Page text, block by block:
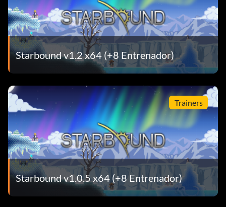
Starbound v1.2 x64 (+8 Entrenador)
Trainers
Starbound v1.0.5 x64 (+8 Entrenador)